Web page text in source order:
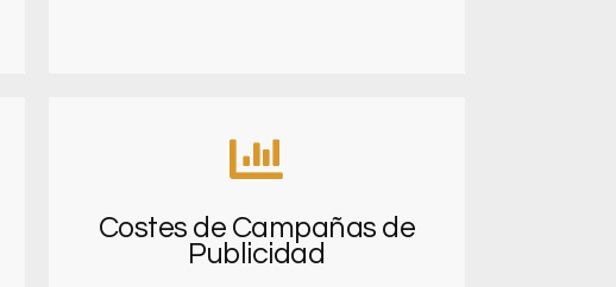
Costes de Campañas de
Publicidad